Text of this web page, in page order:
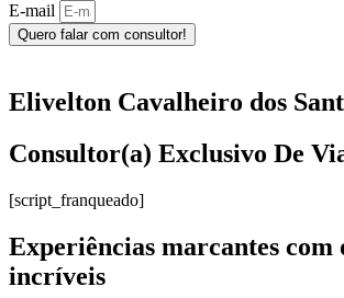
E-mail
Quero falar com consultor!
Elivelton Cavalheiro dos
Consultor(a) Exclusivo De
[script_franqueado]
Experiências marcantes com
incríveis